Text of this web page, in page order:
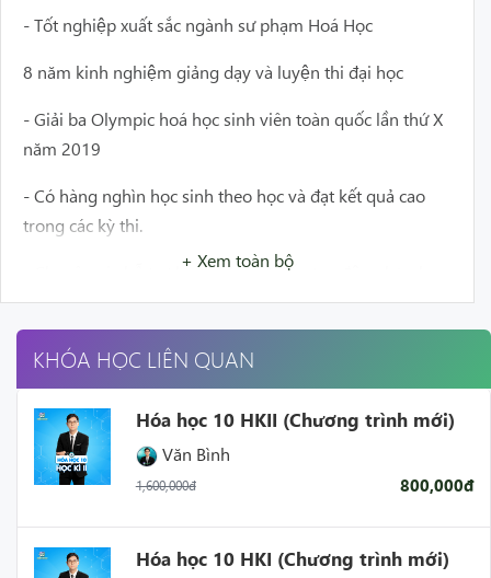
- Tốt nghiệp xuất sắc ngành sư phạm Hoá Học
8 năm kinh nghiệm giảng dạy và luyện thi đại học
- Giải ba Olympic hoá học sinh viên toàn quốc lần thứ X
năm 2019
- Có hàng nghìn học sinh theo học và đạt kết quả cao
trong các kỳ thi.
- Chuyên gia hỗ trợ học sinh mất gốc, tạo động lực cho
học sinh tiến bộ đạt 9+
- Giảng dạy chi tiết, cặn kẽ, sử dụng nhiều phương pháp
giúp học sinh dễ dàng hiểu bài
- Hỗ trợ học sinh nhiệt tình, là điểm đến tin cậy khi học
sinh cần tư vấn.
+ Xem toàn bộ
KHÓA HỌC LIÊN QUAN
Hóa học 10 HKII (Chương trình mới)
Văn Bình
1,600,000đ 800,000đ
Hóa học 10 HKI (Chương trình mới)